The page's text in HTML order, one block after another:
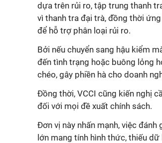
dựa trên rủi ro, tập trung thanh
vì thanh tra đại trà, đồng thời
để hỗ trợ phân loại rủi ro.
Bởi nếu chuyển sang hậu kiểm
đến tình trạng hoặc buông lỏng
chéo, gây phiền hà cho doanh
Đồng thời, VCCI cũng kiến nghị
đối với mọi đề xuất chính sách.
Đơn vị này nhấn mạnh, việc
lớn mang tính hình thức, thiếu